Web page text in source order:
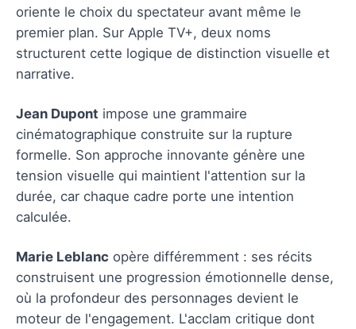
oriente le choix du spectateur avant même le
premier plan. Sur Apple TV+, deux noms
structurent cette logique de distinction visuelle et
narrative.
Jean Dupont impose une grammaire
cinématographique construite sur la rupture
formelle. Son approche innovante génère une
tension visuelle qui maintient l'attention sur la
durée, car chaque cadre porte une intention
calculée.
Marie Leblanc opère différemment : ses récits
construisent une progression émotionnelle dense,
où la profondeur des personnages devient le
moteur de l'engagement. L'acclam critique dont